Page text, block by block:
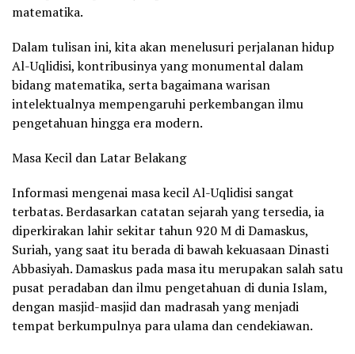
matematika.
Dalam tulisan ini, kita akan menelusuri perjalanan hidup
Al-Uqlidisi, kontribusinya yang monumental dalam
bidang matematika, serta bagaimana warisan
intelektualnya mempengaruhi perkembangan ilmu
pengetahuan hingga era modern.
Masa Kecil dan Latar Belakang
Informasi mengenai masa kecil Al-Uqlidisi sangat
terbatas. Berdasarkan catatan sejarah yang tersedia, ia
diperkirakan lahir sekitar tahun 920 M di Damaskus,
Suriah, yang saat itu berada di bawah kekuasaan Dinasti
Abbasiyah. Damaskus pada masa itu merupakan salah satu
pusat peradaban dan ilmu pengetahuan di dunia Islam,
dengan masjid-masjid dan madrasah yang menjadi
tempat berkumpulnya para ulama dan cendekiawan.